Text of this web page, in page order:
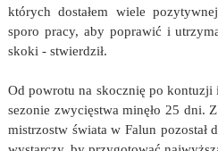
których dostałem wiele
sporo pracy, aby poprawić i
skoki - stwierdził.
Od powrotu na skocznię po
sezonie zwycięstwa minęło 25 dni.
mistrzostw świata w Falun pozostał